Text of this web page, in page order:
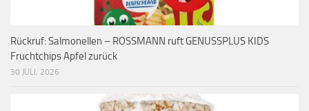
Rückruf: Salmonellen – ROSSMANN ruft GENUSSPLUS KIDS
Fruchtchips Apfel zurück
30 JULI, 2026